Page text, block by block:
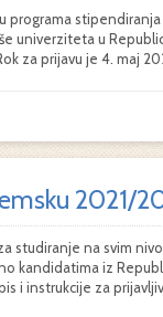
programa stipendiranja
univerziteta u
za prijavu je 4. maj
2021/
na svim
kandidatima iz
i instrukcije za